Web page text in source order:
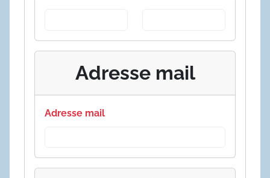
Adresse mail
Adresse mail